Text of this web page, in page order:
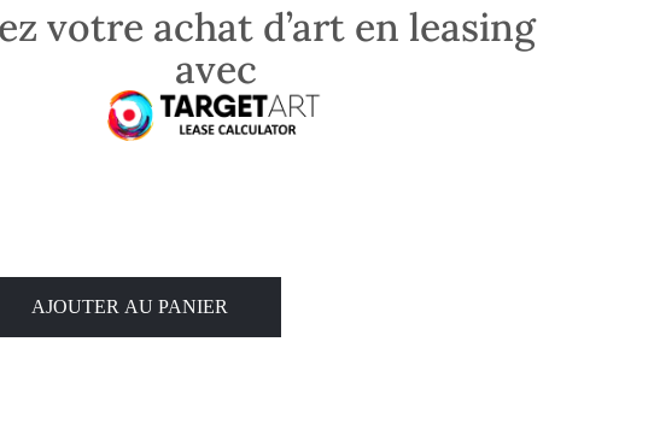
votre achat d’art en leasing
avec
AJOUTER AU PANIER